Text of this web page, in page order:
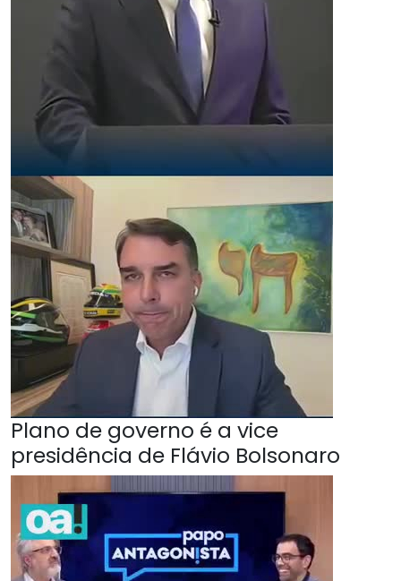
Plano de governo é a vice
presidência de Flávio Bolsonaro